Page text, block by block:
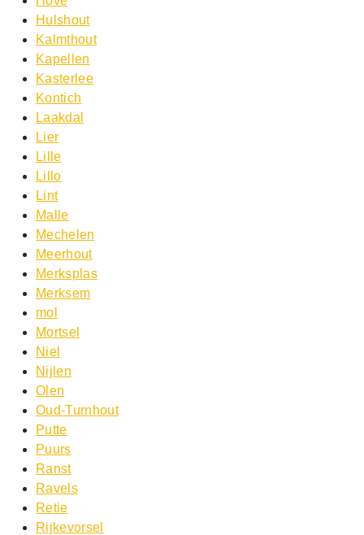
Hulshout
Kalmthout
Kapellen
Kasterlee
Kontich
Laakdal
Lier
Lille
Lillo
Lint
Malle
Mechelen
Meerhout
Merksplas
Merksem
mol
Mortsel
Niel
Nijlen
Olen
Oud-Turnhout
Putte
Puurs
Ranst
Ravels
Retie
Rijkevorsel